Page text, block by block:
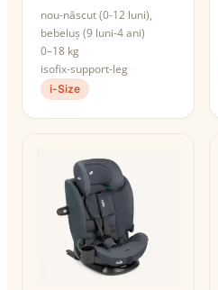
nou-născut (0-12 luni),
bebeluș (9 luni-4 ani)
0–18 kg
isofix-support-leg
i-Size